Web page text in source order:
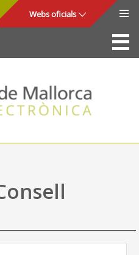
Webs oficials
La Seu
Consell de Mallorca
Accés i seguretat
Utilitats
Ajuda